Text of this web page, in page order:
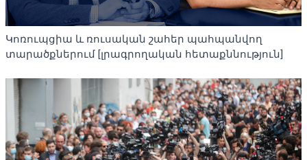
Կոռուպցիա և ռուսական շահեր պահպանվող
տարածքներում [լրագրողական հետաքննություն]